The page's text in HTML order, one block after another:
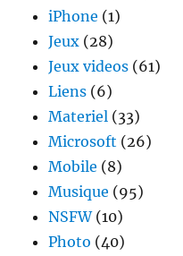
iPhone (1)
Jeux (28)
Jeux videos (61)
Liens (6)
Materiel (33)
Microsoft (26)
Mobile (8)
Musique (95)
NSFW(10)
Photo (40)